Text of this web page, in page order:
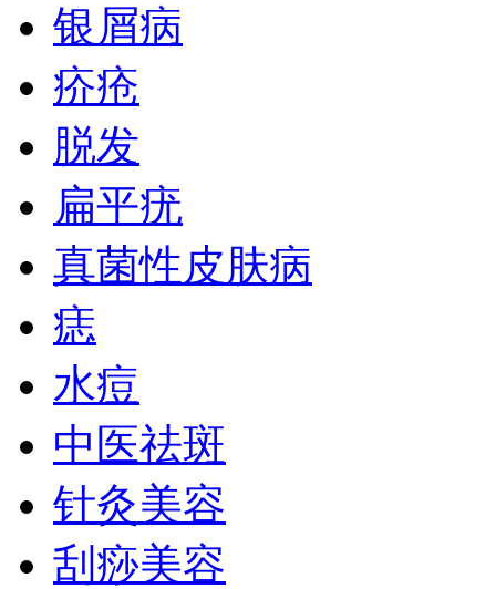
银屑病
疥疮
脱发
扁平疣
真菌性皮肤病
痣
水痘
中医祛斑
针灸美容
刮痧美容